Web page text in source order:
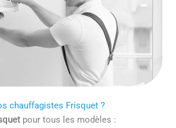
chauffagistes Frisquet ?
pour tous les modèles :